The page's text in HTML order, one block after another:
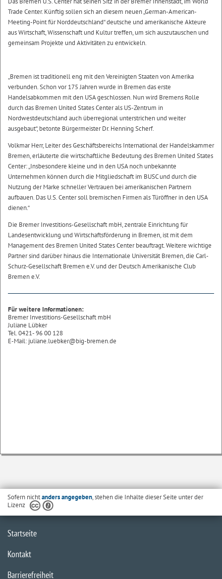
Trade Center. Künftig sollen sich an diesem neuen „German-American-
Meeting-Point für Norddeutschland“ deutsche und amerikanische Akteure
aus Wirtschaft, Wissenschaft und Kultur treffen, um sich auszutauschen und
gemeinsam Projekte und Aktivitäten zu entwickeln.
„Bremen ist traditionell eng mit den Vereinigten Staaten von Amerika
verbunden. Schon vor 175 Jahren wurde in Bremen das erste
Handelsabkommen mit den USA geschlossen. Nun wird Bremens Rolle
durch das Bremen United States Center als US-Zentrum in
Nordwestdeutschland auch überregional unterstrichen und weiter
ausgebaut“, betonte Bürgermeister Dr. Henning Scherf.
Volkmar Herr, Leiter des Geschäftsbereichs International der Handelskammer
Bremen, erläuterte die wirtschaftliche Bedeutung des Bremen United States
Center: „Insbesondere kleine und in den USA noch unbekannte
Unternehmen können durch die Mitgliedschaft im BUSC und durch die
Nutzung der Marke schneller Vertrauen bei amerikanischen Partnern
aufbauen. Das U.S. Center soll bremischen Firmen als Türöffner in den USA
dienen.“
Die Bremer Investitions-Gesellschaft mbH, zentrale Einrichtung für
Landesentwicklung und Wirtschaftsförderung in Bremen, ist mit dem
Management des Bremen United States Center beauftragt. Weitere wichtige
Partner sind darüber hinaus die Internationale Universität Bremen, die Carl-
Schurz-Gesellschaft Bremen e.V. und der Deutsch Amerikanische Club
Bremen e.V.
Für weitere Informationen:
Bremer Investitions-Gesellschaft mbH
Juliane Lübker
Tel. 0421- 96 00 128
E-Mail: juliane.luebker@big-bremen.de
Sofern nichtanders angegeben, stehen die Inhalte dieser Seite unter der
Lizenz
Startseite
Kontakt
Barrierefreiheit